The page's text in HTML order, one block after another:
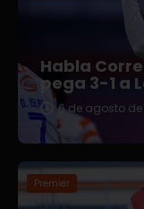
Habla
pega 3-1 a
6 de agosto de
Premier